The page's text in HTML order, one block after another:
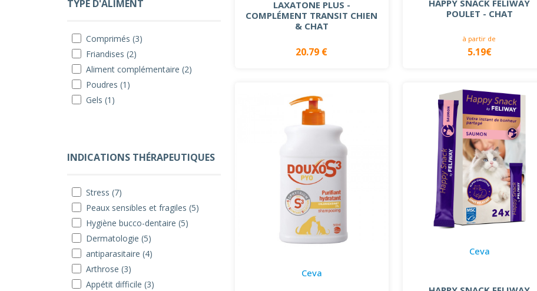
TYPE D'ALIMENT
Comprimés (3)
Friandises (2)
Aliment complémentaire (2)
Poudres (1)
Gels (1)
INDICATIONS THÉRAPEUTIQUES
Stress (7)
Peaux sensibles et fragiles (5)
Hygiène bucco-dentaire (5)
Dermatologie (5)
antiparasitaire (4)
Arthrose (3)
Appétit difficile (3)
LAXATONE PLUS -
COMPLÉMENT TRANSIT CHIEN
& CHAT
20.79 €
HAPPY SNACK FELIWAY
POULET - CHAT
à partir de
5.19€
Ceva
Ceva